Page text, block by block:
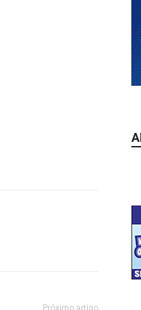
Próximo artigo